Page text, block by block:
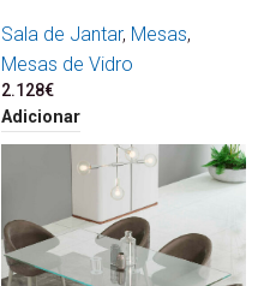
Sala de Jantar, Mesas,
Mesas de Vidro
2.128€
Adicionar